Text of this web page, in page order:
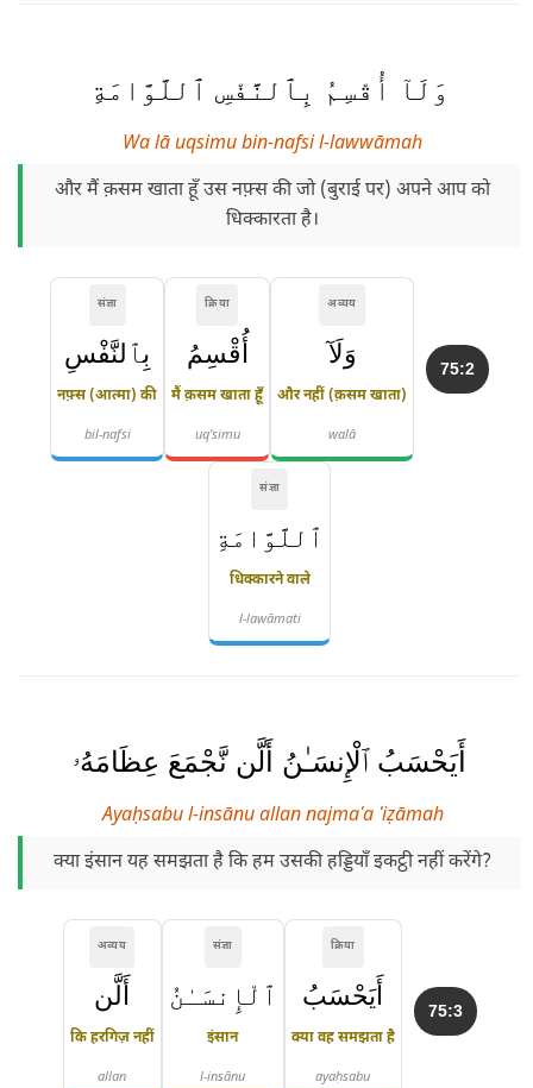
وَلَآ أُقْسِمُ بِٱلنَّفْسِ ٱللَّوَّامَةِ
Wa lā uqsimu bin-nafsi l-lawwāmah
और मैं क़सम खाता हूँ उस नफ़्स की जो (बुराई पर) अपने आप को
धिक्कारता है।
75:2
अव्यय
وَلَآ
और नहीं (क़सम खाता)
walā
क्रिया
أُقْسِمُ
मैं क़सम खाता हूँ
uq'simu
संज्ञा
بِٱلنَّفْسِ
नफ़्स (आत्मा) की
bil-nafsi
संज्ञा
ٱللَّوَّامَةِ
धिक्कारने वाले
l-lawāmati
أَيَحْسَبُ ٱلْإِنسَـٰنُ أَلَّن نَّجْمَعَ عِظَامَهُۥ
Ayaḥsabu l-insānu allan najmaʿa ʿiẓāmah
क्या इंसान यह समझता है कि हम उसकी हड्डियाँ इकट्ठी नहीं करेंगे?
75:3
क्रिया
أَيَحْسَبُ
क्या वह समझता है
ayaḥsabu
संज्ञा
ٱلْإِنسَـٰنُ
इंसान
l-insānu
अव्यय
أَلَّن
कि हरगिज़ नहीं
allan